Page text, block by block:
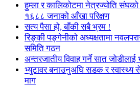
हुम्ला र कालिकोटमा नेत्रज्योति
१६८८ जनाको आँखा परिक्षण
सत्य पैसा हो, बाँकी सबै भ्रम !
रिङ्की पङ्गेनीको अध्यक्षतामा
समिति गठन
अन्तरजातीय विवाह गर्ने सात
भ्युटावर बनाउनुअघि सडक र स्वास्थ्य
माग